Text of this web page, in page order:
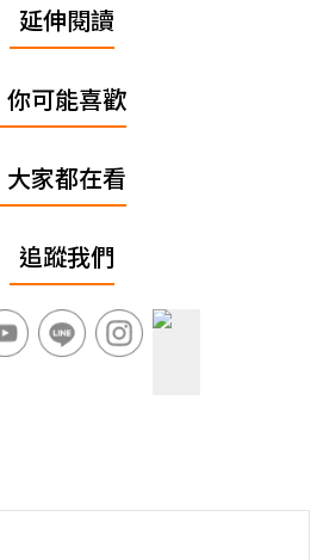
延伸閱讀
你可能喜歡
大家都在看
追蹤我們